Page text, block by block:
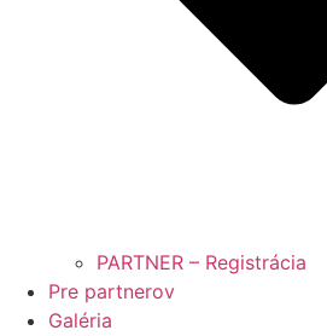
PARTNER – Registrácia
Pre partnerov
Galéria